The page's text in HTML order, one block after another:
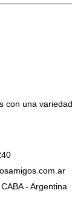
con una
- Argentina